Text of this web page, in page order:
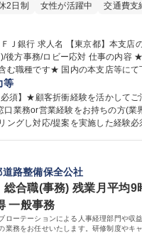
2日制 女性が活躍中
交通費支
店の窓口業務(事務
ー応対 仕事の内容 ★バックオフィ
む職種です★ 国内の本支店等にて
窓口/後方/ロビーにて事務手続等の
な事務運用の検討・構築等 ≪業務
記事 https://
等
須】★顧客折衝経験を活かしてご
口業務or営業経験をお持ちの方(
し対応/提案を実施した経験必須 ■正社員
だけます。 幅広いキャリアの選択
一人ひとりが挑戦できるカルチャ
路整備保全公社
総合職(事務) 残業月平均9
一般事務
ローテーションによる人事経理部門や収
業務をお任せいたします。研修制度やキ